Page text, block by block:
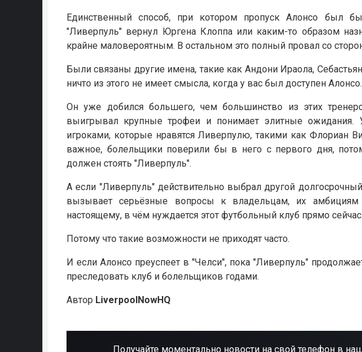
Единственный способ, при котором пропуск Алонсо был
"Ливерпуль" вернул Юргена Клоппа или каким-то образом
крайне маловероятным. В остальном это полный провал со
Были связаны другие имена, такие как Андони Ираола,
ничто из этого не имеет смысла, когда у вас был доступен Алонсо.
Он уже добился большего, чем большинство из этих
выигрывал крупные трофеи и понимает элитные
игроками, которые нравятся Ливерпулю, такими как Флориан
важное, болельщики поверили бы в него с первого дня,
должен стоять "Ливерпуль".
А если "Ливерпуль" действительно выбрал другой
вызывает серьёзные вопросы к владельцам, их
настоящему, в чём нуждается этот футбольный клуб прямо сейчас.
Потому что такие возможности не приходят часто.
И если Алонсо преуспеет в "Челси", пока "Ливерпуль"
преследовать клуб и болельщиков годами.
Автор LiverpoolNowHQ
Получайте моментально новости на свой телефон в